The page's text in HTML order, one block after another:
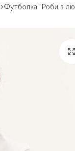
Футболка “Роби з